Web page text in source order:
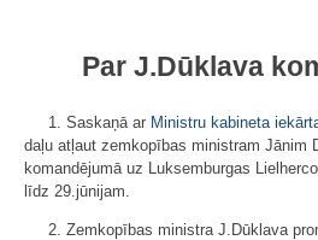
Par J.Dūklava
1. Saskaņā ar Ministru kabineta
daļu atļaut zemkopības ministram Jānim
komandējumā uz Luksemburgas
līdz 29.jūnijam.
2. Zemkopības ministra J.Dūklava